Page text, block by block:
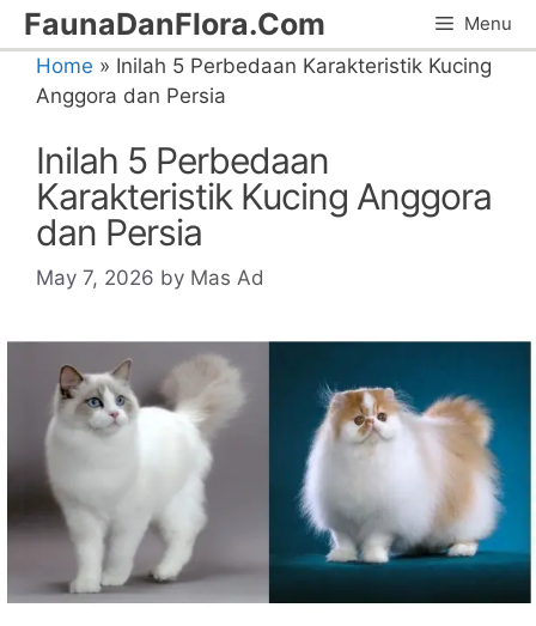
Skip
to
content
FaunaDanFlora.Com Menu
Home » Inilah 5 Perbedaan Karakteristik Kucing
Anggora dan Persia
Inilah 5 Perbedaan
Karakteristik Kucing Anggora
dan Persia
May 7, 2026 by Mas Ad